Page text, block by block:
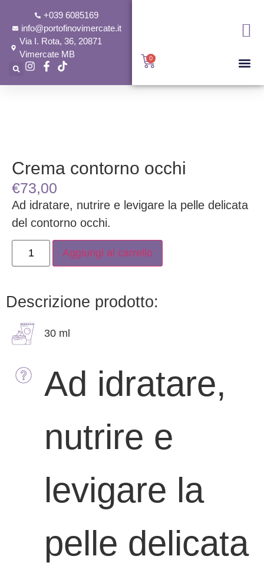
+039 6085169
info@portofinovimercate.it
Via I. Rota, 36, 20871
Vimercate MB
0
Crema contorno occhi
€73,00
Ad idratare, nutrire e levigare la pelle delicata
del contorno occhi.
Aggiungi al carrello
Descrizione prodotto:
30 ml
Ad idratare,
nutrire e
levigare la
pelle delicata